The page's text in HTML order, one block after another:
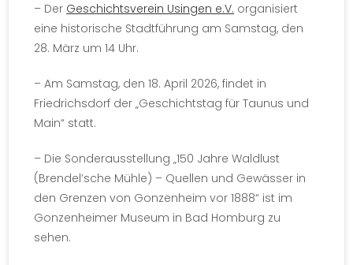
– Der Geschichtsverein Usingen e.V. organisiert
eine historische Stadtführung am Samstag, den
28. März um 14 Uhr.
– Am Samstag, den 18. April 2026, findet in
Friedrichsdorf der „Geschichtstag für Taunus und
Main“ statt.
– Die Sonderausstellung „150 Jahre Waldlust
(Brendel’sche Mühle) – Quellen und Gewässer in
den Grenzen von Gonzenheim vor 1888“ ist im
Gonzenheimer Museum in Bad Homburg zu
sehen.